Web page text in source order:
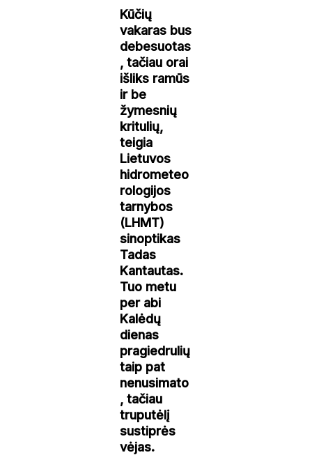
Kūčių
vakaras bus
debesuotas
, tačiau orai
išliks ramūs
ir be
žymesnių
kritulių,
teigia
Lietuvos
hidrometeo
rologijos
tarnybos
(LHMT)
sinoptikas
Tadas
Kantautas.
Tuo metu
per abi
Kalėdų
dienas
pragiedrulių
taip pat
nenusimato
, tačiau
truputėlį
sustiprės
vėjas.